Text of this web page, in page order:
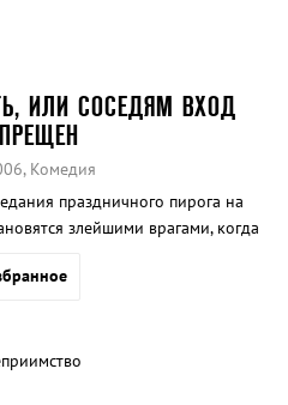
ИЛИ СОСЕДЯМ ВХОД
Комедия
праздничного пирога на
злейшими врагами, когда